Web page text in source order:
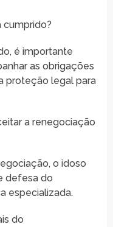
cumprido?
é importante
as obrigações
proteção legal para
a renegociação
o idoso
defesa do
especializada.
do